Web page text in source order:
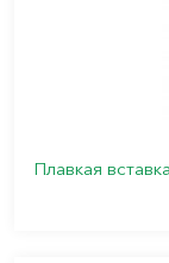
Плавкая